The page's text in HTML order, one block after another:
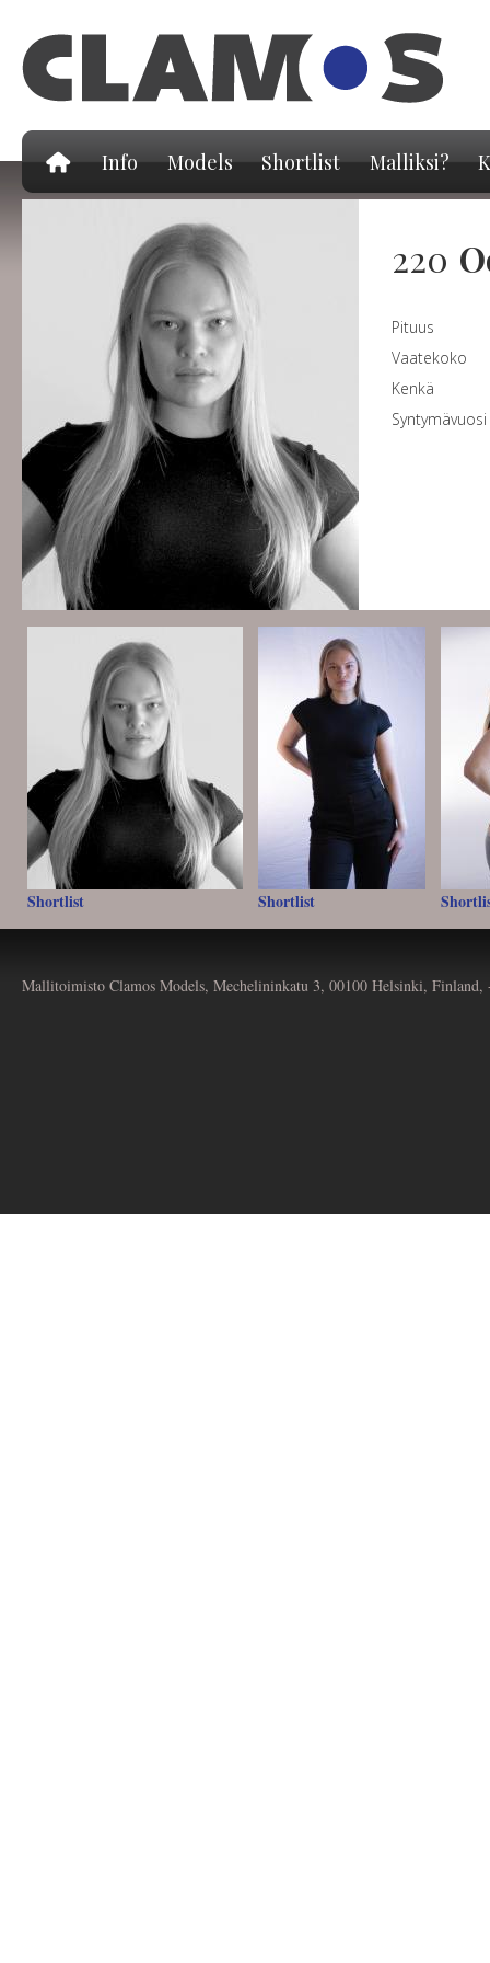
Info Models Shortlist Malliksi?
220
Pituus
Vaatekoko
Kenkä
Syntymävuosi
Shortlist Shortlist
Mallitoimisto Clamos Models, Mechelininkatu 3, 00100 Helsinki,